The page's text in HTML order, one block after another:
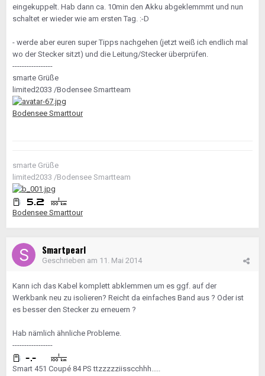
eingekuppelt. Hab dann ca. 10min den Akku abgeklemmmt und nun
schaltet er wieder wie am ersten Tag. :-D
- werde aber euren super Tipps nachgehen (jetzt weiß ich endlich mal
wo der Stecker sitzt) und die Leitung/Stecker überprüfen.
-----------------
smarte Grüße
limited2033 /Bodensee Smartteam
Bodensee Smarttour
smarte Grüße
limited2033 /Bodensee Smartteam
Bodensee Smarttour
Smartpearl
Geschrieben am 11. Mai 2014
Kann ich das Kabel komplett abklemmen um es ggf. auf der
Werkbank neu zu isolieren? Reicht da einfaches Band aus ? Oder ist
es besser den Stecker zu erneuern ?
Hab nämlich ähnliche Probleme.
-----------------
Smart 451 Coupé 84 PS ttzzzzziisscchhh.....